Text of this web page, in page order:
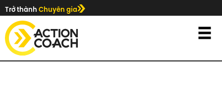
Trở thành Chuyên gia